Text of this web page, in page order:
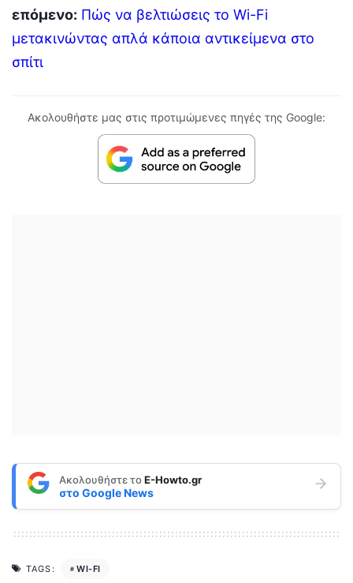
επόμενο: Πώς να βελτιώσεις το Wi-Fi
μετακινώντας απλά κάποια αντικείμενα στο
σπίτι
Ακολουθήστε μας στις προτιμώμενες πηγές της Google:
Ακολουθήστε τοE-Howto.gr
στο Google News
TAGS: WI-FI